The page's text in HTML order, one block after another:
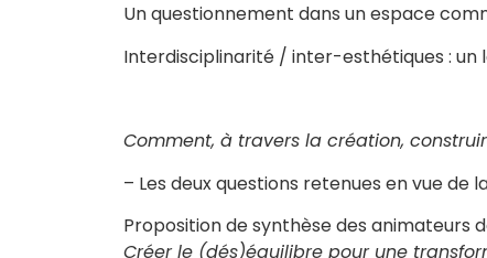
Un questionnement dans un espace
Interdisciplinarité / inter-esthétiques : un
Comment, à travers la création,
– Les deux questions retenues en vue de
Proposition de synthèse des animateurs
Créer le (dés)équilibre pour une